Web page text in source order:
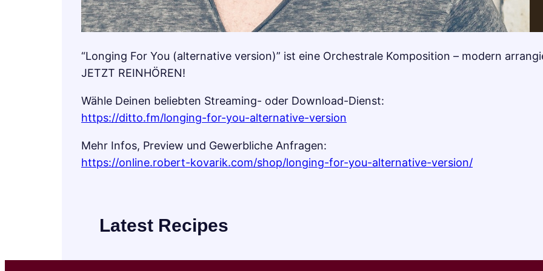
“Longing For You (alternative version)” ist eine Orchestrale Komposition – modern
JETZT REINHÖREN!
Wähle Deinen beliebten Streaming- oder Download-Dienst:
https://ditto.fm/longing-for-you-alternative-version
Mehr Infos, Preview und Gewerbliche Anfragen:
https://online.robert-kovarik.com/shop/longing-for-you-alternative-version/
Latest Recipes